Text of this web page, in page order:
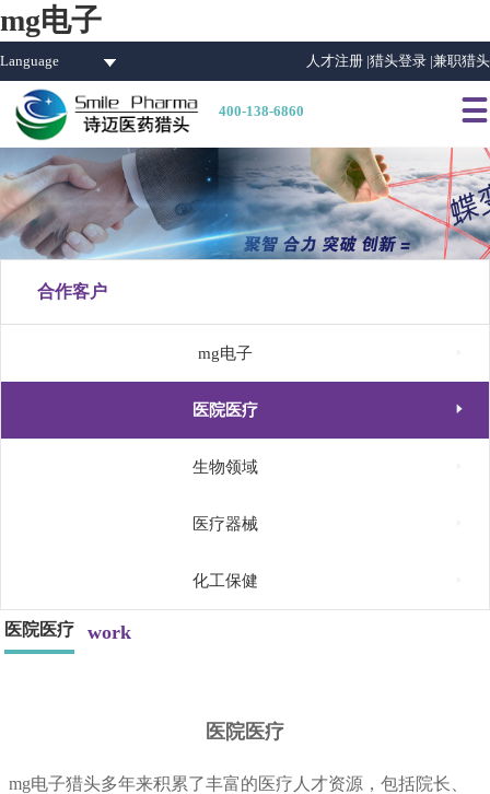
mg电子
Language 人才注册 |猎头登录 |兼职猎头
400-138-6860 
合作客户
mg电子
医院医疗 
生物领域
医疗器械
化工保健
医院医疗 work
医院医疗
mg电子猎头多年来积累了丰富的医疗人才资源，包括院长、